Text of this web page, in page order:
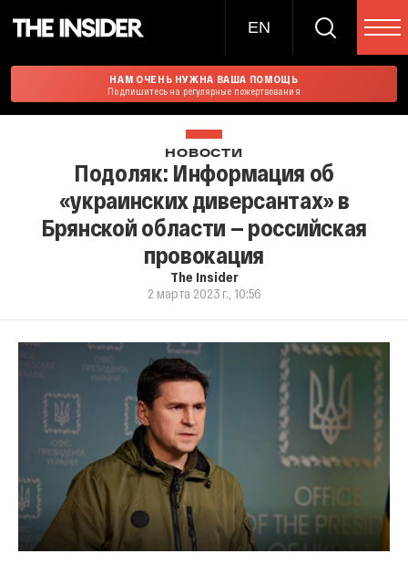
EN
НАМ ОЧЕНЬ НУЖНА ВАША ПОМОЩЬ
Подпишитесь на регулярные пожертвования
НОВОСТИ
Подоляк: Информация об
«украинских диверсантах» в
Брянской области — российская
провокация
The Insider
2 марта 2023 г., 10:56